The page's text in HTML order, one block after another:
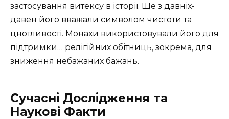
застосування витексу в історії. Ще з давніх-
давен його вважали символом чистоти та
цнотливості. Монахи використовували його для
підтримки… релігійних обітниць, зокрема, для
зниження небажаних бажань.
Сучасні Дослідження та
Наукові Факти